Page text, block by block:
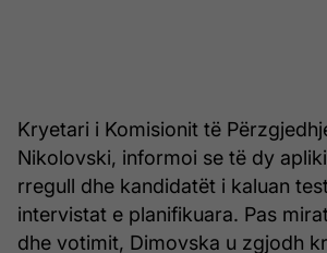
Kryetari i Komisionit të
Nikolovski, informoi se të dy
rregull dhe kandidatët i kaluan
intervistat e planifikuara. Pas
dhe votimit, Dimovska u zgjodh